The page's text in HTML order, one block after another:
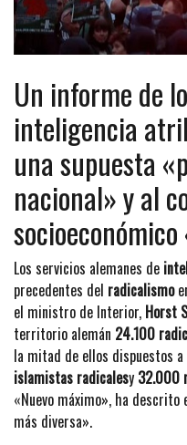
Un informe de
inteligencia
una supuesta
nacional» y al
Los servicios alemanes de
precedentes del radicalismo
el ministro de Interior, Horst
territorio alemán 24.100
la mitad de ellos dispuestos
islamistas radicalesy 32.000
«Nuevo máximo», ha
más diversa».